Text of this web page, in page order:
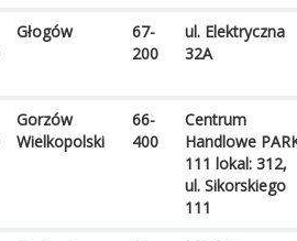
Głogów
67-
200
ul. Elektryczna
32A
Gorzów
Wielkopolski
66-
400
Centrum
Handlowe
111 lokal: 312,
ul. Sikorskiego
111